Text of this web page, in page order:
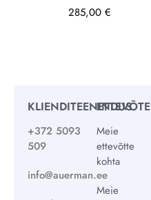
285,00 €
KLIENDITEENINDUS
+372 5093
509
info@auerman.ee
ETTEVÕTE
Meie
ettevõtte
kohta
Meie